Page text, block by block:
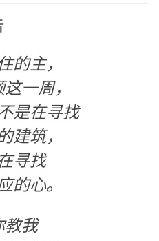
的主，
一周，
是在寻找
建筑，
寻找
的心。
教我